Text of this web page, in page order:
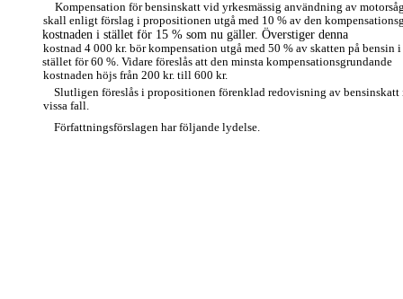
Kompensation för bensinskatt vid yrkesmässig användning av
skall enligt förslag i propositionen utgå med 10 % av den
kostnaden i stället för 15 % som nu gäller. Överstiger denna
kostnad 4 000 kr. bör kompensation utgå med 50 % av skatten på bensin i
stället för 60 %. Vidare föreslås att den minsta kompensationsgrundande
kostnaden höjs från 200 kr. till 600 kr.
Slutligen föreslås i propositionen förenklad redovisning av bensinskatt
vissa fall.
Författningsförslagen har följande lydelse.